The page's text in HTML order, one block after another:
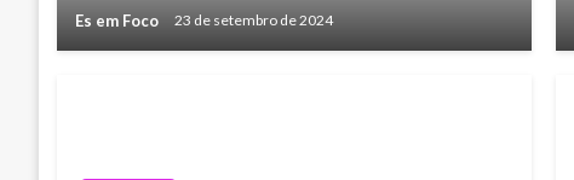
Es em Foco 23 de setembro de 2024